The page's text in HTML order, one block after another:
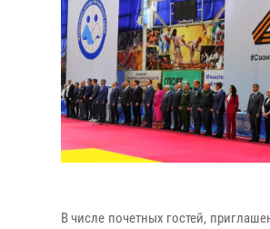
В числе почетных гостей,